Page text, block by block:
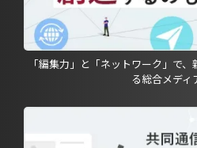
「編集力」と「ネットワーク」で
る総合メディ